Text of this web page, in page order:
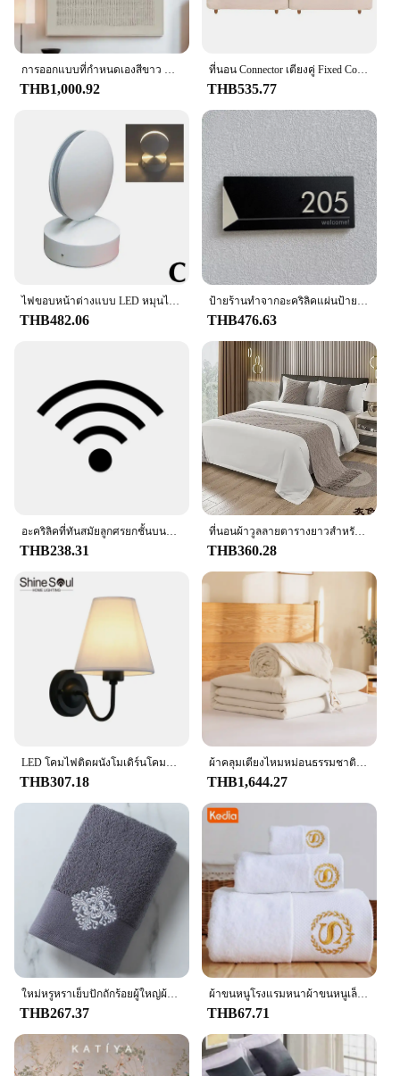
**Durability Meets Ease of Care**
Our hotel Bedding เปด is not just about style; it's
also about longevity and ease of care. The premium
of frequent use, ensuring that your guests or family
members can enjoy the comfort of our bedding sets
for an extended period. The durability of our hotel
Bedding เปด makes it an excellent choice for busy
hotels, vacation rentals, or households with high
usage. Plus, the fabric is easy to maintain, making it
a practical and stylish addition to any
accommodation.
**Versatile and Adaptable for Every Scenario**
Our hotel Bedding เปด is not just a set; it's a
versatile solution for a wide range of
accommodation needs. Available in various sizes
and quantities, our bedding sets are perfect for
hotels, vacation rentals, or even as a thoughtful gift
for friends and family. The hotel Bedding เปด
adapts seamlessly to any environment, ensuring that
your guests or family members can enjoy a
consistent level of comfort and luxury. Whether
you're looking to create a cozy atmosphere or
maintain a professional standard, our hotel Bedding
เปด is the ideal choice for vendors, suppliers, and
anyone seeking to elevate their sleeping experience.
THB1,000.92
ที่นอน Connector เตียงคู่ Fixed Connector เตียง Gap Filler สำหรับ Home Hotel
THB535.77
THB482.06 THB476.63
อะคริลิคที่ทันสมัยลูกศรยกชั้นบนห้องนอนอาบน้ำสัญลักษณ์ติดผนังปรับแต่งได้สำหรับสำนักงานสาธารณะโรงแรมร้านอาหารคาเฟ่บาร์
THB238.31
ที่นอนผ้าวูลลายตารางยาวสำหรับโรงแรมใช้ในบ้านผ้าปูเตียงผ้าขนแกะลายตารางยาวใช้ตกแต่งห้องปาร์ตี้งานแต่งงานเตียงหางเตียงปลอกหมอนผ้าขนหนู
THB360.28
LED โคมไฟติดผนังโมเดิร์นโคมไฟในร่ม Nordic E27 ผ้า Retro Wall โคมไฟห้องนอนข้างเตียงโคมไฟโรงแรม
THB307.18
ผ้าคลุมเตียงไหมหม่อนธรรมชาติสำหรับฤดูร้อนฤดูหนาว/ผ้าปูที่นอนหนาสี่ฤดูผ้านวมผ้าฝ้ายเดี่ยวคู่ชุดเครื่องนอน
THB1,644.27
ใหม่หรูหราเย็บปักถักร้อยผู้ใหญ่ผ้าเช็ดตัวห้องน้ำ140*80ซม.นุ่มโรงแรมบ้านตกแต่งผ้าห่มเทอร์รี่งานแต่งงานของขวัญ
THB267.37
ผ้าขนหนูโรงแรมหนาผ้าขนหนูเล็กหรูสำหรับโรงแรมห้าดาวสำหรับผู้ใหญ่ผ้าขนหนูเช็ดหน้าอุปกรณ์ในครัวเรือนผ้าขนหนูนุ่มผ้าเช็ดตัวคุณภาพสูง
THB67.71